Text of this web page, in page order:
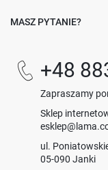
MASZ PYTANIE?
+48
Zapraszamy
Sklep
ul.
05-090 Janki